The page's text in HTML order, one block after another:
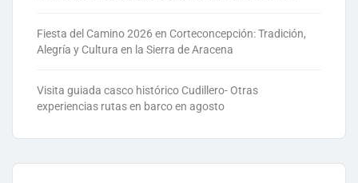
Fiesta del Camino 2026 en Corteconcepción: Tradición,
Alegría y Cultura en la Sierra de Aracena
Visita guiada casco histórico Cudillero- Otras
experiencias rutas en barco en agosto